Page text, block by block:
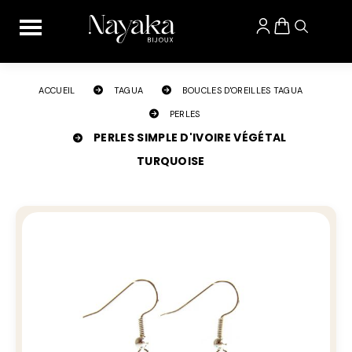
ACCUEIL TAGUA BOUCLES D'OREILLES TAGUA
PERLES
PERLES SIMPLE D'IVOIRE VÉGÉTAL
TURQUOISE